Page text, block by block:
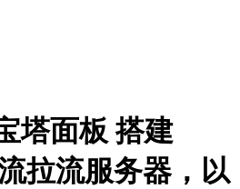
塔面板 搭建
拉流服务器，以